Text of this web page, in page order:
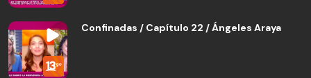
Confinadas / Capítulo 22 / Ángeles Araya